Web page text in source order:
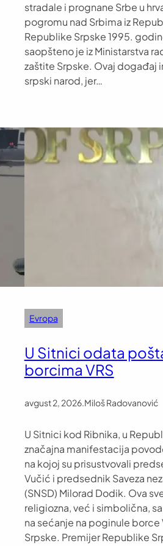
stradale i prognane Srbe u
pogromu nad Srbima iz
Republike Srpske 1995.
saopšteno je iz Ministarstva
zaštite Srpske. Ovaj događaj
srpski narod, jer…
Evropa
U Sitnici odata
borcima VRS
avgust 2, 2026.Miloš Radovanović
U Sitnici kod Ribnika, u
značajna manifestacija
na kojoj su prisustvovali
Vučić i predsednik Saveza
(SNSD) Milorad Dodik. Ova
religiozna, već i simbolična,
na sećanje na poginule
Srpske. Premijer Republike